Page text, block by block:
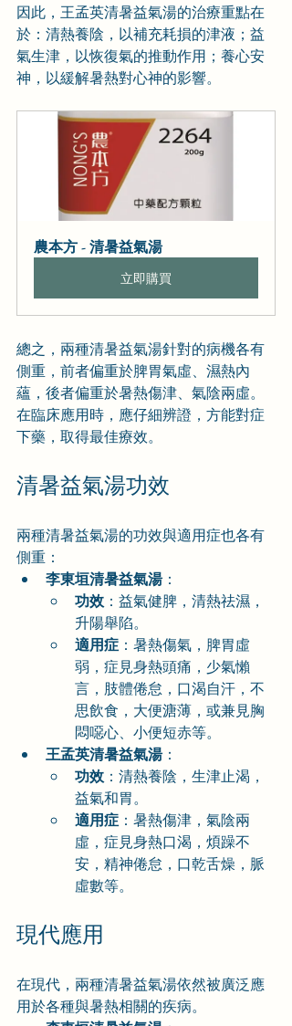
因此，王孟英清暑益氣湯的治療重點在
於：清熱養陰，以補充耗損的津液；益
氣生津，以恢復氣的推動作用；養心安
神，以緩解暑熱對心神的影響。
農本方 - 清暑益氣湯
立即購買
總之，兩種清暑益氣湯針對的病機各有
側重，前者偏重於脾胃氣虛、濕熱內
蘊，後者偏重於暑熱傷津、氣陰兩虛。
在臨床應用時，應仔細辨證，方能對症
下藥，取得最佳療效。
清暑益氣湯功效
兩種清暑益氣湯的功效與適用症也各有
側重：
李東垣清暑益氣湯：
功效 ：益氣健脾，清熱祛濕，
升陽舉陷。
適用症 ：暑熱傷氣，脾胃虛
弱，症見身熱頭痛，少氣懶
言，肢體倦怠，口渴自汗，不
思飲食，大便溏薄，或兼見胸
悶噁心、小便短赤等。
王孟英清暑益氣湯：
功效 ：清熱養陰，生津止渴，
益氣和胃。
適用症 ：暑熱傷津，氣陰兩
虛，症見身熱口渴，煩躁不
安，精神倦怠，口乾舌燥，脈
虛數等。
現代應用
在現代，兩種清暑益氣湯依然被廣泛應
用於各種與暑熱相關的疾病。